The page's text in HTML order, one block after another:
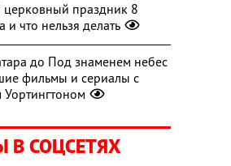
церковный праздник 8
и что нельзя делать
до Под знаменем небес
фильмы и сериалы с
В СОЦСЕТЯХ